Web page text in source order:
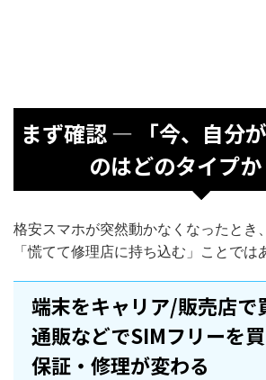
まず確認 — 「今、自分
のはどのタイプか
格安スマホが突然動かなくなったとき
「慌てて修理店に持ち込む」ことでは
端末をキャリア/販売店で
通販などでSIMフリーを買
保証・修理が変わる